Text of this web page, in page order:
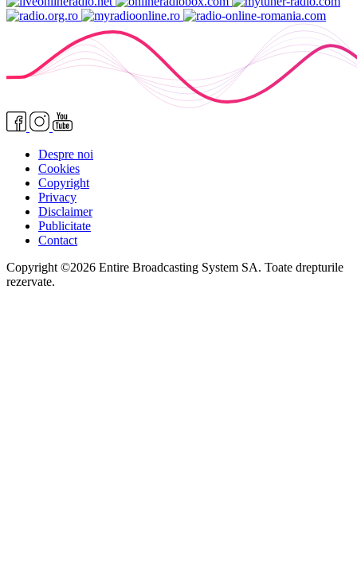
Despre noi
Cookies
Copyright
Privacy
Disclaimer
Publicitate
Contact
Copyright ©2026 Entire Broadcasting System SA. Toate drepturile
rezervate.